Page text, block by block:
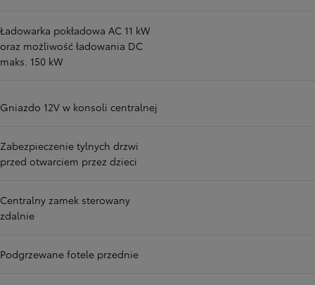
Ładowarka pokładowa AC 11 kW
oraz możliwość ładowania DC
maks. 150 kW
Gniazdo 12V w konsoli centralnej
Zabezpieczenie tylnych drzwi
przed otwarciem przez dzieci
Centralny zamek sterowany
zdalnie
Podgrzewane fotele przednie